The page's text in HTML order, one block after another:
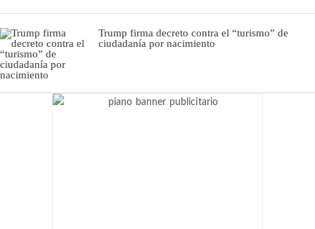
Trump firma decreto contra el “turismo” de
ciudadanía por nacimiento